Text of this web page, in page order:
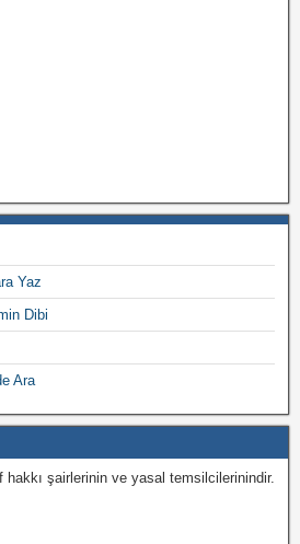
Yaz
Dibi
Ara
hakkı şairlerinin ve yasal temsilcilerinindir.